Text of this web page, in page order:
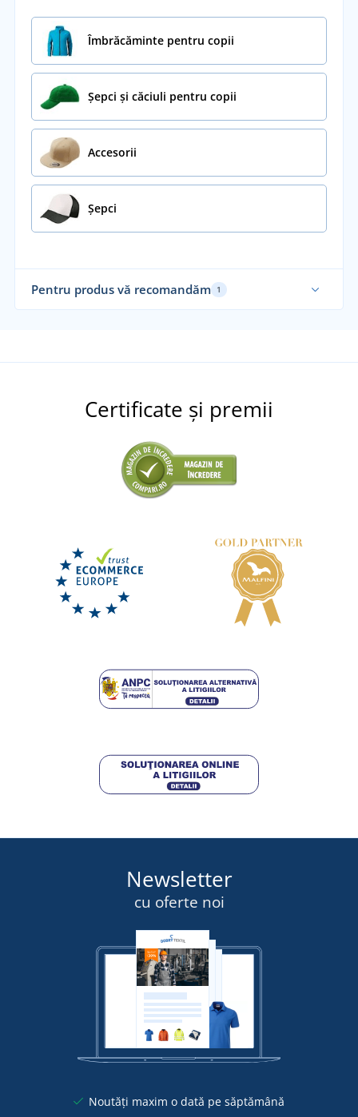
Îmbrăcăminte pentru copii
Șepci și căciuli pentru copii
Accesorii
Șepci
Pentru produs vă recomandăm 1
Rucsac pentru copii cu șnur și element
34,50 lei
Certificate și premii
Newsletter
cu oferte noi
Noutăți maxim o dată pe săptămână